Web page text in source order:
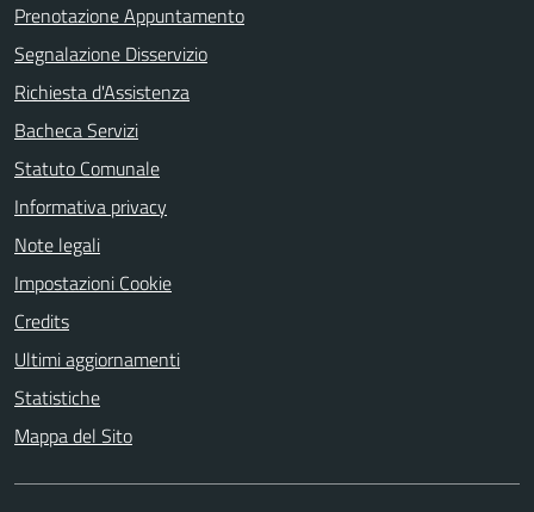
Prenotazione Appuntamento
Segnalazione Disservizio
Richiesta d'Assistenza
Bacheca Servizi
Statuto Comunale
Informativa privacy
Note legali
Impostazioni Cookie
Credits
Ultimi aggiornamenti
Statistiche
Mappa del Sito